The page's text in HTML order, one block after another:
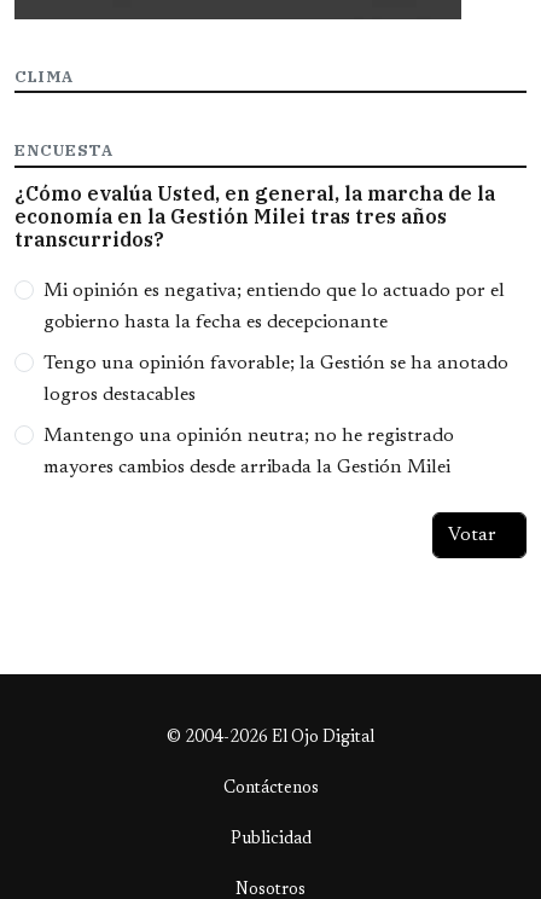
CLIMA
ENCUESTA
¿Cómo evalúa Usted, en general, la marcha de la
economía en la Gestión Milei tras tres años
transcurridos?
Opciones
Mi opinión es negativa; entiendo que lo actuado por el
gobierno hasta la fecha es decepcionante
Tengo una opinión favorable; la Gestión se ha anotado
logros destacables
Mantengo una opinión neutra; no he registrado
mayores cambios desde arribada la Gestión Milei
© 2004-2026 El Ojo Digital
Contáctenos
Publicidad
Nosotros